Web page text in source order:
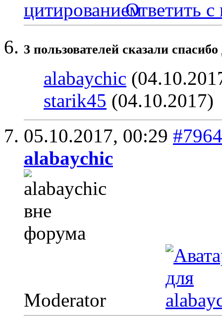
Ответить с
3 пользователей сказали
alabaychic
starik45 (04.10.2017)
05.10.2017, 00:29 #7964
alabaychic
Moderator